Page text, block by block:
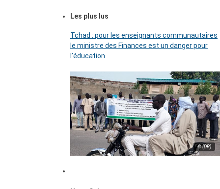
Les plus lus
Tchad : pour les enseignants communautaires
le ministre des Finances est un danger pour
l’éducation.
© (DR)